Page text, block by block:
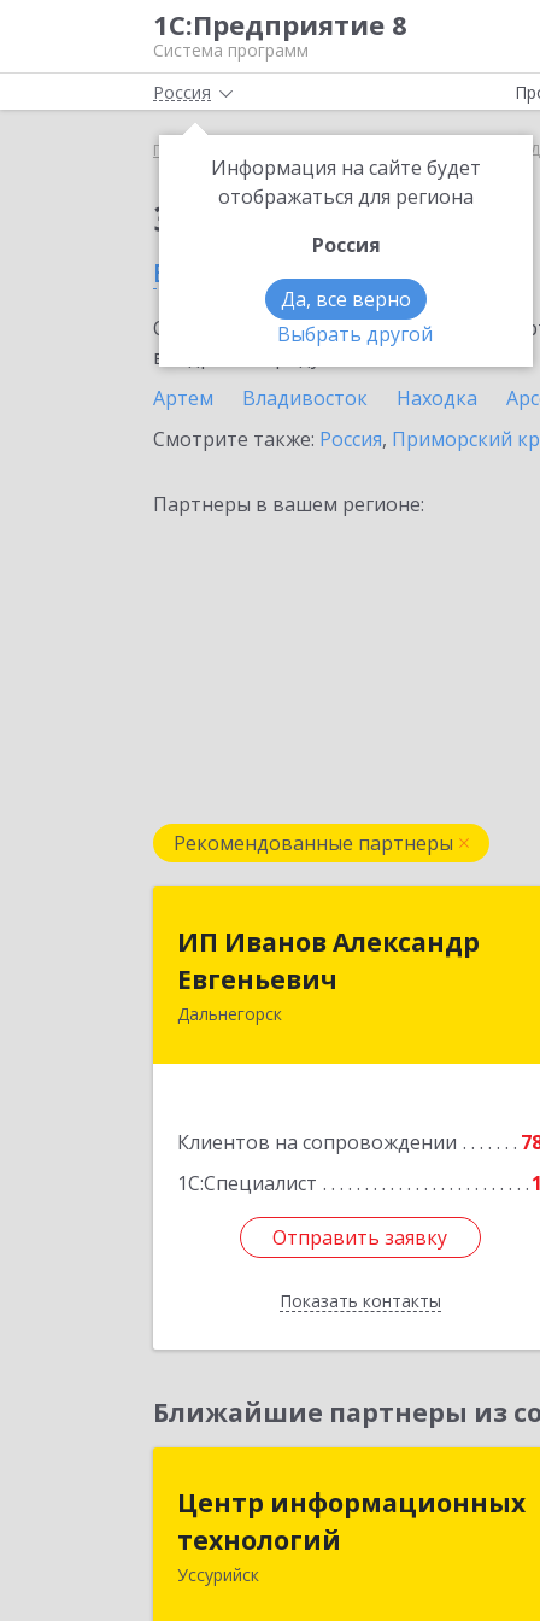
1С:Предприятие 8
Система программ
Россия
Информация на сайте будет
отображаться для региона
Россия
Да, все верно
Выбрать другой
Главная Smartway в
Заказать Smartway
в Дальнегорске
Ознакомьтесь с информационными
внедрение продукта.
Артем
Владивосток Находка
Смотрите также: Россия, Приморский
Партнеры в вашем регионе:
Рекомендованные партнеры
ИП Иванов Александр
Евгеньевич
Дальнегорск
Клиентов на сопровождении
1С:Специалист
1
Отправить заявку
Показать контакты
Евгеньевич
Отправить заявку
Назад
Ближайшие партнеры из
Центр информационных
технологий
Уссурийск
Центр информационных
технологий
692512, Приморский край, Уссурийск